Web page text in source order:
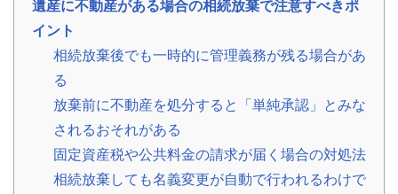
遺産に不動産がある場合の相続放棄で注意すべきポ
イント
相続放棄後でも一時的に管理義務が残る場合があ
る
放棄前に不動産を処分すると「単純承認」とみな
されるおそれがある
固定資産税や公共料金の請求が届く場合の対処法
相続放棄しても名義変更が自動で行われるわけで